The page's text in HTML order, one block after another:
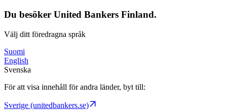
Du besöker United Bankers Finland.
Välj ditt föredragna språk
Suomi
English
Svenska
För att visa innehåll för andra länder, byt till:
Sverige (unitedbankers.se)